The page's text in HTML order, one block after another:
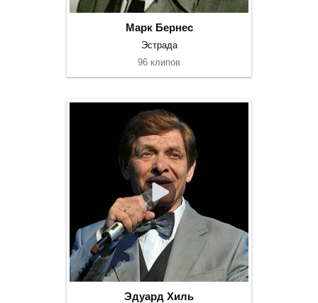
Марк Бернес
Эстрада
96 клипов
Эдуард Хиль